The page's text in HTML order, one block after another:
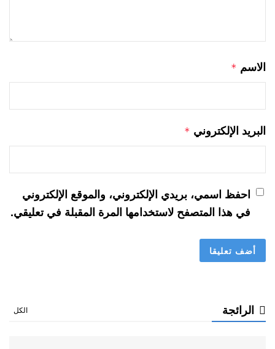
الاسم *
البريد الإلكتروني *
احفظ اسمي، بريدي الإلكتروني، والموقع الإلكتروني
في هذا المتصفح لاستخدامها المرة المقبلة في تعليقي.
الرائجة الكل